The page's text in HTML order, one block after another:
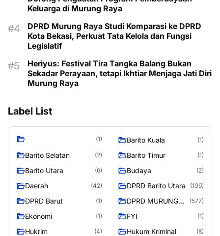
Keluarga di Murung Raya
DPRD Murung Raya Studi Komparasi ke DPRD
Kota Bekasi, Perkuat Tata Kelola dan Fungsi
Legislatif
Heriyus: Festival Tira Tangka Balang Bukan
Sekadar Perayaan, tetapi Ikhtiar Menjaga Jati Diri
Murung Raya
Label List
(1) Barito Kuala (1)
Barito Selatan (2) Barito Timur (1)
Barito Utara (6) Budaya (2)
Daerah (42) DPRD Barito Utara (109)
DPRD Barut (1)
DPRD MURUNG
(577)
Ekonomi (1) FYI (1)
Hukrim (4) Hukum Kriminal (8)